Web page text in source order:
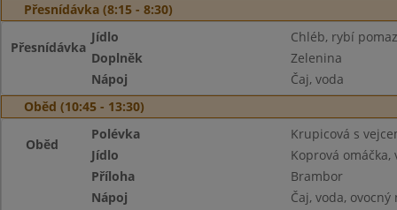
Přesnídávka (8:15 - 8:30)
Přesnídávka
Jídlo
Chléb, rybí
Doplněk
Zelenina
Nápoj
Čaj, voda
Oběd (10:45 - 13:30)
Oběd
Polévka
Krupicová s
Jídlo
Koprová
Příloha
Brambor
Nápoj
Čaj, voda, ovocný